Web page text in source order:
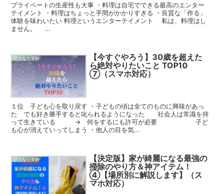
プライベートの生産性も大事 ・料理は自宅でできる最高のエンター
テイメント ・料理はちょっと手間がかかりすぎる ・良質な「作る」
体験を味わいたい 料理というエンターテイメント 私は、料理はし
ません。 ...
マコなり実験
【今すぐやろう】30歳を超えた
ら絶対やりたいこと TOP10
⑦（スマホ対応）
１位 子ども心を取り戻す ・子どもの頃は全てのものに興味があっ
た でも好き勝手すると叱られるようになった 社会人は常識を持
って生きている → 何をするにも許可が必要 子ど
も心が消えていってしまう ・他人の目を気...
マコなり実験
【決定版】家が綺麗になる最強の
掃除のやり方＆神アイテム！
④【場所別に解説します】（ス
マホ対応）